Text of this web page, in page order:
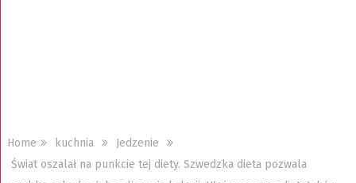
Home kuchnia
Jedzenie
Świat oszalał na punkcie tej diety. Szwedzka dieta pozwala